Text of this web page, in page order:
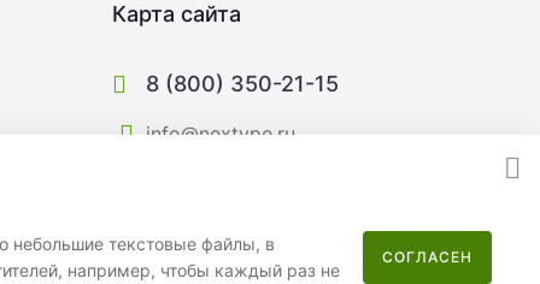
Карта сайта
8 (800) 350-21-15
info@nextype.ru
улица Потаповская Роща, 12к2
небольшие текстовые файлы, в
например, чтобы каждый раз не
СОГЛАСЕН